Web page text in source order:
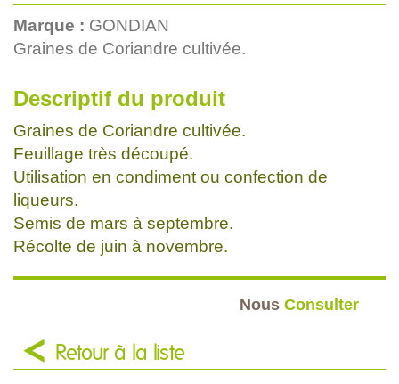
Marque : GONDIAN
Graines de Coriandre cultivée.
Descriptif du produit
Graines de Coriandre cultivée.
Feuillage très découpé.
Utilisation en condiment ou confection de
liqueurs.
Semis de mars à septembre.
Récolte de juin à novembre.
Nous Consulter
Retour à la liste